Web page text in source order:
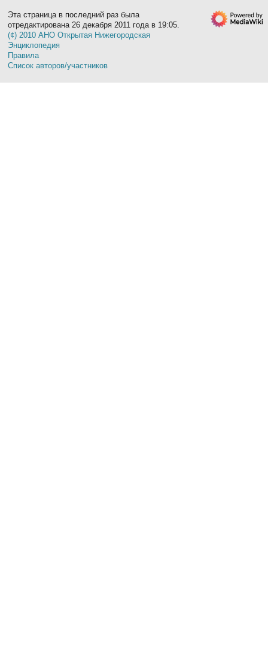
Эта страница в последний раз была
отредактирована 26 декабря 2011 года в 19:05.
(¢) 2010 АНО Открытая Нижегородская
Энциклопедия
Правила
Список авторов/участников